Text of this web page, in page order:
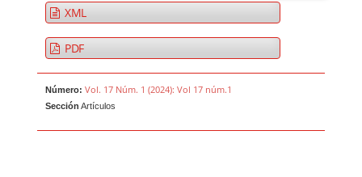
XML
PDF
Número: Vol. 17 Núm. 1 (2024): Vol 17 núm.1
Sección Artículos